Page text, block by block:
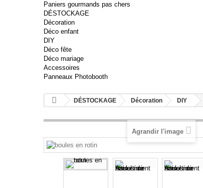
Paniers gourmands pas chers
DÉSTOCKAGE
Décoration
Déco enfant
DIY
Déco fête
Déco mariage
Accessoires
Panneaux Photobooth
DÉSTOCKAGE Décoration DIY
Agrandir l'image